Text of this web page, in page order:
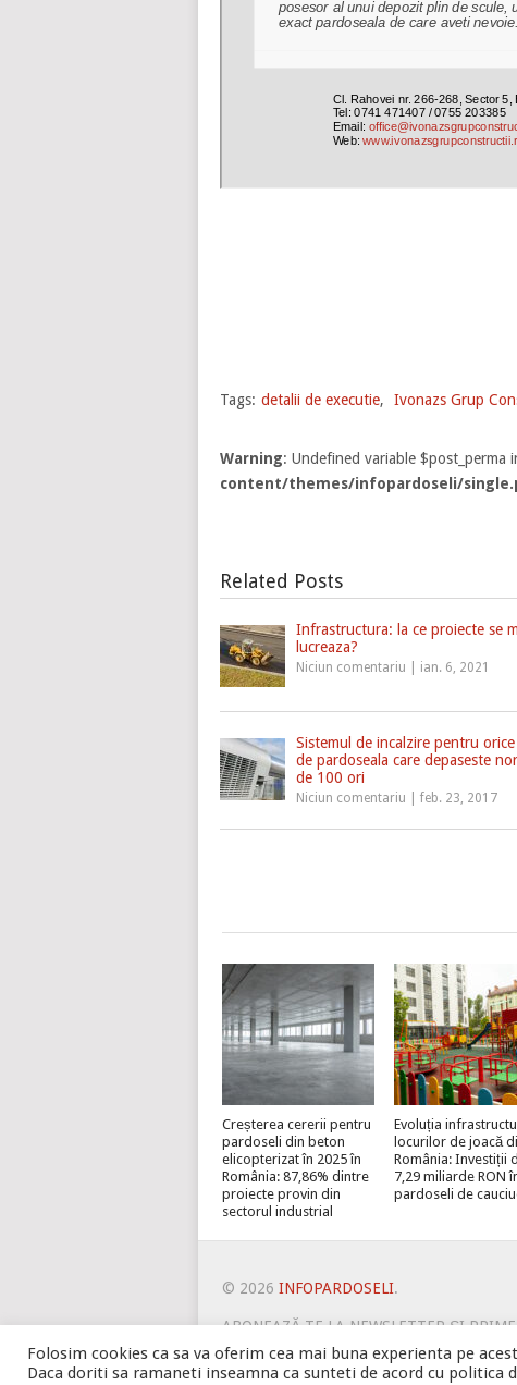
Tags: detalii de executie, Ivonazs Grup
Warning: Undefined variable $post_perma
content/themes/infopardoseli/
Related Posts
Infrastructura: la ce proiecte se
lucreaza?
Niciun comentariu ian. 6, 2021
Sistemul de incalzire pentru
de pardoseala care depaseste
de 100 ori
Niciun comentariu feb. 23, 2017
Creșterea cererii pentru
pardoseli din beton
elicopterizat în 2025 în
România: 87,86% dintre
proiecte provin din
sectorul industrial
Evoluția
locurilor de joacă
România: Investiții
7,29 miliarde RON
pardoseli de
© 2026 INFOPARDOSELI.
ABONEAZĂ-TE LA NEWSLETTER ȘI
OFERTE PENTRU ȘANTIERUL TĂU
PSPDCP
TERMENI SI CONDITII
Folosim cookies ca sa va oferim cea mai buna experienta pe
Daca doriti sa ramaneti inseamna ca sunteti de acord cu politica